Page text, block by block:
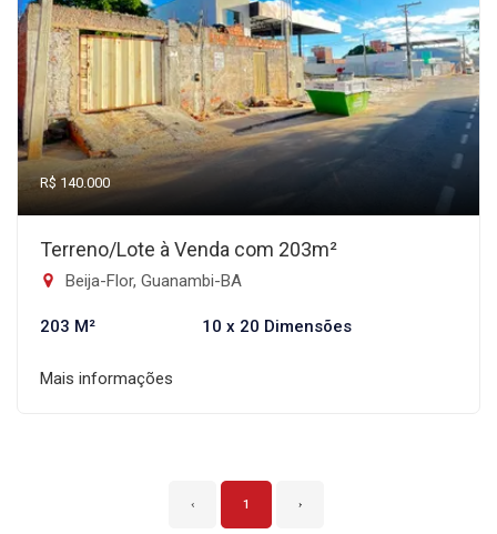
R$ 140.000
Terreno/Lote à Venda com 203m²
Beija-Flor, Guanambi-BA
203 M² 10 x 20 Dimensões
Mais informações
‹ 1 ›